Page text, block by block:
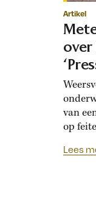
Artikel
van
op
tussen
Lees